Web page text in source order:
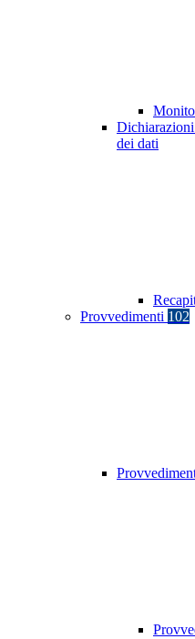
dei dati
Provvedimenti 102